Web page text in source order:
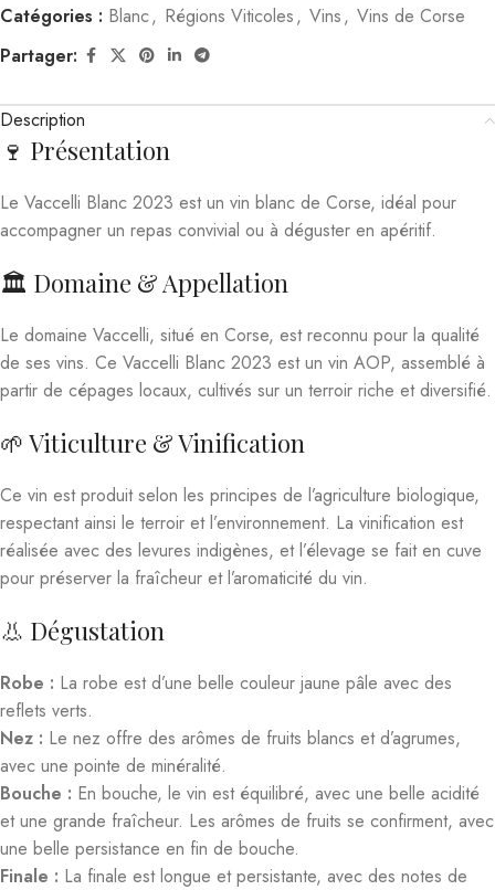
Catégories : Blanc, Régions Viticoles, Vins, Vins de Corse
Partager:
Description
🍷 Présentation
Le Vaccelli Blanc 2023 est un vin blanc de Corse, idéal pour
accompagner un repas convivial ou à déguster en apéritif.
🏛️ Domaine & Appellation
Le domaine Vaccelli, situé en Corse, est reconnu pour la qualité
de ses vins. Ce Vaccelli Blanc 2023 est un vin AOP, assemblé à
partir de cépages locaux, cultivés sur un terroir riche et diversifié.
🌱 Viticulture & Vinification
Ce vin est produit selon les principes de l’agriculture biologique,
respectant ainsi le terroir et l’environnement. La vinification est
réalisée avec des levures indigènes, et l’élevage se fait en cuve
pour préserver la fraîcheur et l’aromaticité du vin.
👃 Dégustation
Robe : La robe est d’une belle couleur jaune pâle avec des
reflets verts.
Nez : Le nez offre des arômes de fruits blancs et d’agrumes,
avec une pointe de minéralité.
Bouche : En bouche, le vin est équilibré, avec une belle acidité
et une grande fraîcheur. Les arômes de fruits se confirment, avec
une belle persistance en fin de bouche.
Finale : La finale est longue et persistante, avec des notes de